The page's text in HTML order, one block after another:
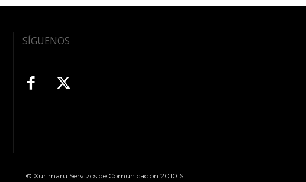
SÍGUENOS
© Xurimaru Servizos de Comunicación 2010 S.L.